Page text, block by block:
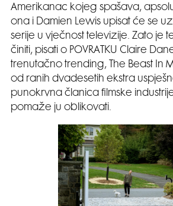
Amerikanac kojeg spašava,
ona i Damien Lewis upisat će se
serije u vječnost televizije. Zato je
činiti, pisati o POVRATKU Claire
trenutačno trending, The Beast In
od ranih dvadesetih ekstra
punokrvna članica filmske
pomaže ju oblikovati.